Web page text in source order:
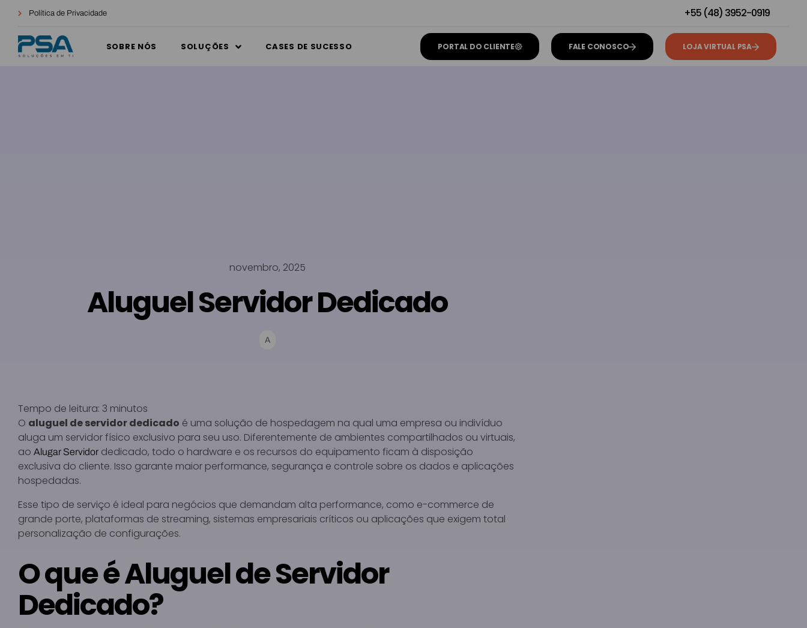
Política de Privacidade +55 (48) 3952-0919
SOBRE NÓS SOLUÇÕES CASES DE SUCESSO PORTAL DO CLIENTE FALE CONOSCO LOJA VIRTUAL PSA
novembro, 2025
Aluguel Servidor Dedicado
A
Tempo de leitura: 3 minutos
O aluguel de servidor dedicado é uma solução de hospedagem na qual uma empresa ou indivíduo
aluga um servidor físico exclusivo para seu uso. Diferentemente de ambientes compartilhados ou virtuais,
ao Alugar Servidor dedicado, todo o hardware e os recursos do equipamento ficam à disposição
exclusiva do cliente. Isso garante maior performance, segurança e controle sobre os dados e aplicações
hospedadas.
Esse tipo de serviço é ideal para negócios que demandam alta performance, como e-commerce de
grande porte, plataformas de streaming, sistemas empresariais críticos ou aplicações que exigem total
personalização de configurações.
O que é Aluguel de Servidor
Dedicado?